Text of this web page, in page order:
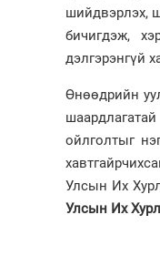
шийдвэрлэх,
бичигдэж,
дэлгэрэнгүй
Өнөөдрийн
ойлголтыг
Улсын Их
Улсын Их